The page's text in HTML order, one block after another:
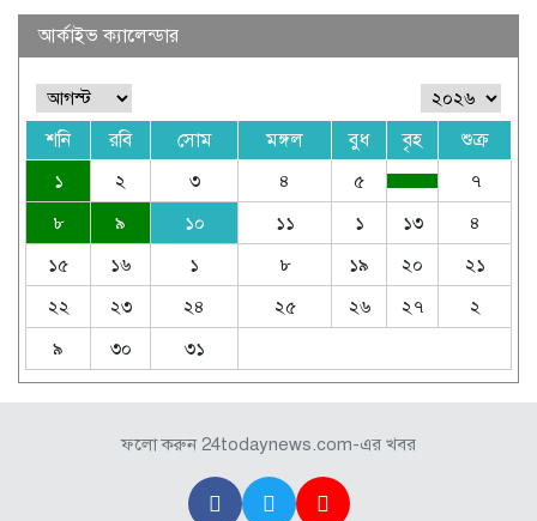
আর্কাইভ ক্যালেন্ডার
শনি রবি সোম মঙ্গল বুধ বৃহ শুক্র
১ ২ ৩ ৪ ৫
৭
৮
৯ ১০ ১১ ১ ১৩
৪
১৫
১৬ ১ ৮ ১৯ ২০
২১
২২
২৩ ২৪ ২৫ ২৬ ২৭
২
৯
৩০ ৩১
ফলো করুন 24todaynews.com-এর খবর